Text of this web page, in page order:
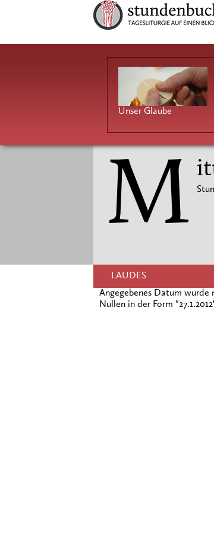
Unser Glaube
M
LAUDES
Angegebenes Datum wurde
Nullen in der Form